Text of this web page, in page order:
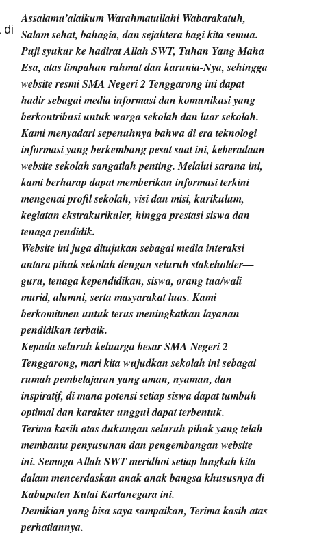
di
Assalamu’alaikum Warahmatullahi Wabarakatuh,
Salam sehat, bahagia, dan sejahtera bagi kita semua.
Puji syukur ke hadirat Allah SWT, Tuhan Yang Maha
Esa, atas limpahan rahmat dan karunia-Nya, sehingga
website resmi SMA Negeri 2 Tenggarong ini dapat
hadir sebagai media informasi dan komunikasi yang
berkontribusi untuk warga sekolah dan luar sekolah.
Kami menyadari sepenuhnya bahwa di era teknologi
informasi yang berkembang pesat saat ini, keberadaan
website sekolah sangatlah penting. Melalui sarana ini,
kami berharap dapat memberikan informasi terkini
mengenai profil sekolah, visi dan misi, kurikulum,
kegiatan ekstrakurikuler, hingga prestasi siswa dan
tenaga pendidik.
Website ini juga ditujukan sebagai media interaksi
antara pihak sekolah dengan seluruh stakeholder—
guru, tenaga kependidikan, siswa, orang tua/wali
murid, alumni, serta masyarakat luas. Kami
berkomitmen untuk terus meningkatkan layanan
pendidikan terbaik.
Kepada seluruh keluarga besar SMA Negeri 2
Tenggarong, mari kita wujudkan sekolah ini sebagai
rumah pembelajaran yang aman, nyaman, dan
inspiratif, di mana potensi setiap siswa dapat tumbuh
optimal dan karakter unggul dapat terbentuk.
Terima kasih atas dukungan seluruh pihak yang telah
membantu penyusunan dan pengembangan website
ini. Semoga Allah SWT meridhoi setiap langkah kita
dalam mencerdaskan anak anak bangsa khususnya di
Kabupaten Kutai Kartanegara ini.
Demikian yang bisa saya sampaikan, Terima kasih atas
perhatiannya.